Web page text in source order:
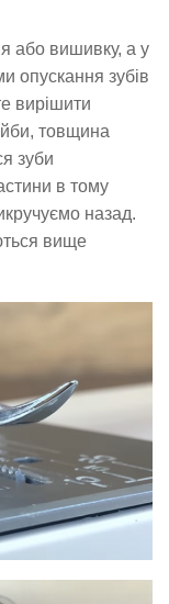
або вишивку, а у
опускання зубів
вирішити
товщина
зуби
в тому
назад.
вище